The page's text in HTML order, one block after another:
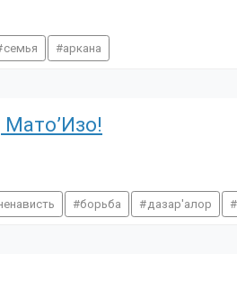
семья аркана
борьба дазар'алор